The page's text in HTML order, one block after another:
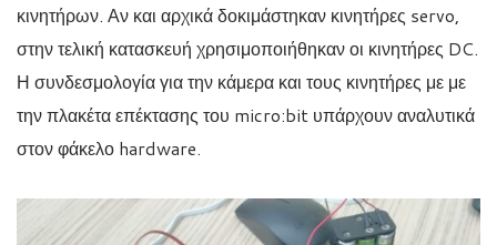
κινητήρων. Αν και αρχικά δοκιμάστηκαν κινητήρες servo,
στην τελική κατασκευή χρησιμοποιήθηκαν οι κινητήρες DC.
Η συνδεσμολογία για την κάμερα και τους κινητήρες με με
την πλακέτα επέκτασης του micro:bit υπάρχουν αναλυτικά
στον φάκελο hardware.